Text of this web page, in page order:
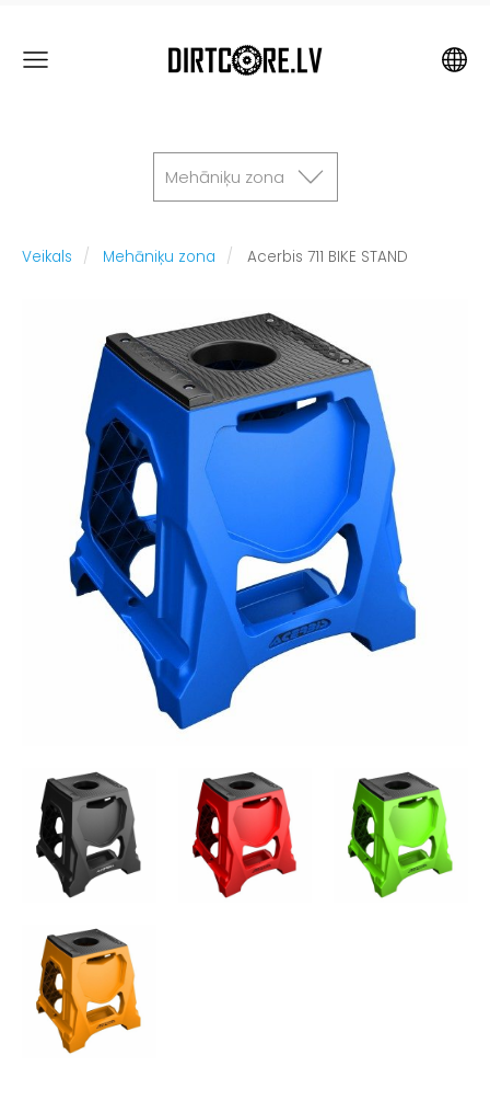
Mehāniķu zona
Veikals Mehāniķu zona Acerbis 711 BIKE STAND